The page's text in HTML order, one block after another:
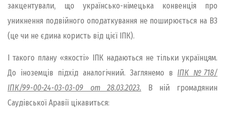
закцентували, що українсько-німецька конвенція про
уникнення подвійного оподаткування не поширюється на ВЗ
(це чи не єдина користь від цієї ІПК).
І такого плану «якості» ІПК надаються не тільки українцям.
До іноземців підхід аналогічний. Заглянемо в ІПК №718/
ІПК/99-00-24-03-03-09 от 28.03.2023. В ній громадянин
Саудівської Аравії цікавиться: